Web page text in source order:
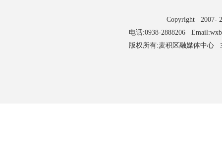
Copyright 2007-
电话:0938-2888206
版权所有:麦积区融媒体中心